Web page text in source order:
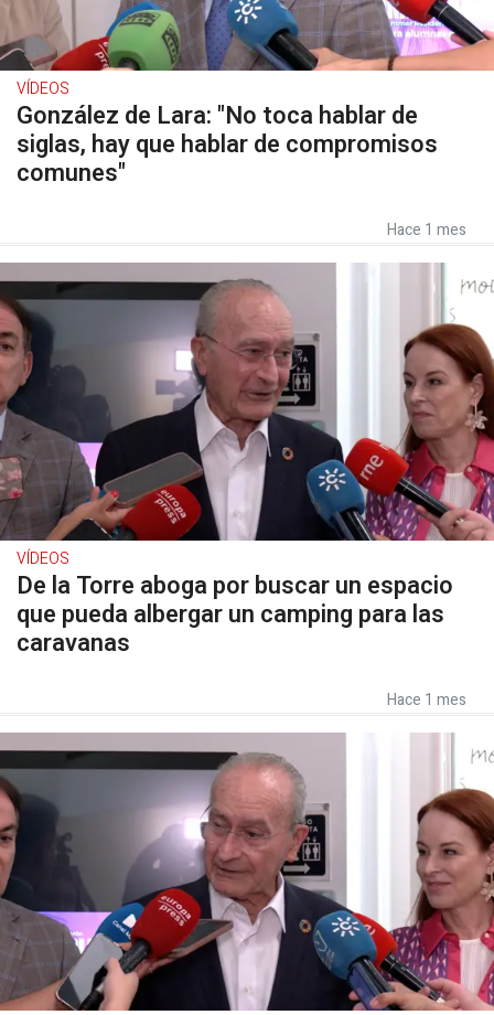
VÍDEOS
González de Lara: "No toca hablar de
siglas, hay que hablar de compromisos
comunes"
Hace 1 mes
VÍDEOS
De la Torre aboga por buscar un espacio
que pueda albergar un camping para las
caravanas
Hace 1 mes